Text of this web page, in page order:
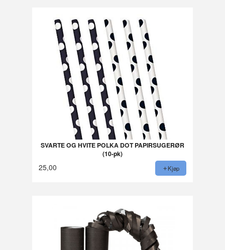
SVARTE OG HVITE POLKA DOT PAPIRSUGERØR
(10-pk)
25,00 Kjøp